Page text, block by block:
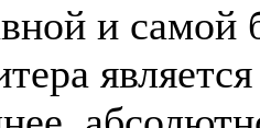
и самой